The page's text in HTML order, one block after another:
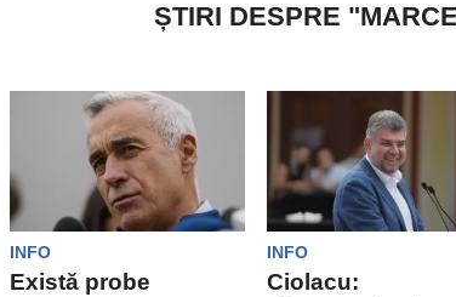
ȘTIRI DESPRE
INFO
Există probe
INFO
Ciolacu: